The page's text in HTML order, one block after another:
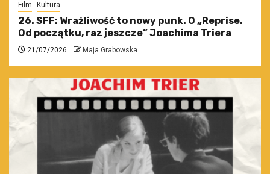
Film Kultura
26. SFF: Wrażliwość to nowy punk. O „Reprise.
Od początku, raz jeszcze” Joachima Triera
21/07/2026 Maja Grabowska